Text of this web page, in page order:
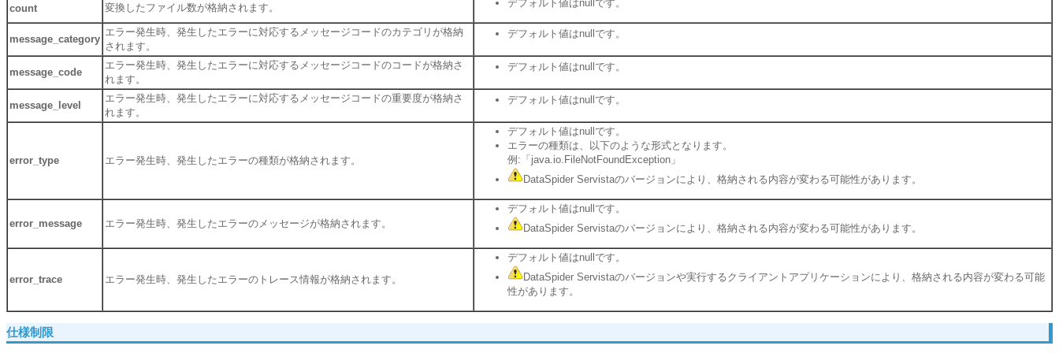
count 変換したファイル数が格納されます。 デフォルト値はnullです。
message_category
エラー発生時、発生したエラーに対応するメッセージコードのカテゴリが格納
されます。
デフォルト値はnullです。
message_code
エラー発生時、発生したエラーに対応するメッセージコードのコードが格納さ
れます。
デフォルト値はnullです。
message_level
エラー発生時、発生したエラーに対応するメッセージコードの重要度が格納さ
れます。
デフォルト値はnullです。
error_type エラー発生時、発生したエラーの種類が格納されます。
デフォルト値はnullです。
エラーの種類は、以下のような形式となります。
例:「java.io.FileNotFoundException」
DataSpider Servistaのバージョンにより、格納される内容が変わる可能性があります。
error_message エラー発生時、発生したエラーのメッセージが格納されます。
デフォルト値はnullです。
DataSpider Servistaのバージョンにより、格納される内容が変わる可能性があります。
error_trace エラー発生時、発生したエラーのトレース情報が格納されます。
デフォルト値はnullです。
DataSpider Servistaのバージョンや実行するクライアントアプリケーションにより、格納される内容が変わる可能
性があります。
仕様制限